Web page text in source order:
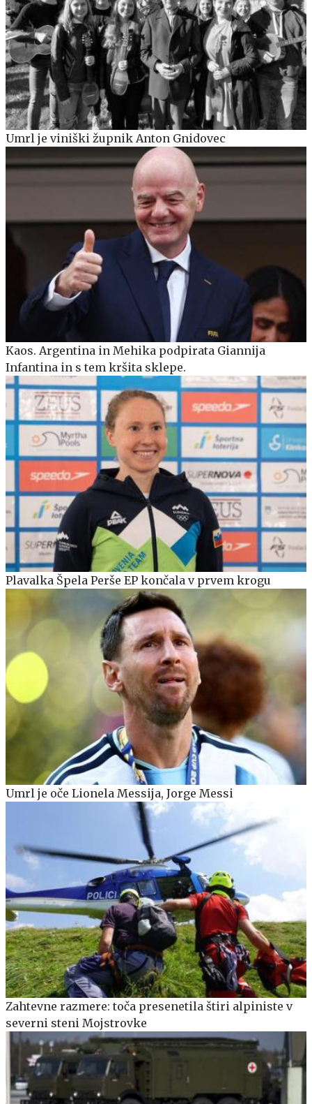
Umrl je viniški župnik Anton Gnidovec
Kaos. Argentina in Mehika podpirata Giannija
Infantina in s tem kršita sklepe.
Plavalka Špela Perše EP končala v prvem krogu
Umrl je oče Lionela Messija, Jorge Messi
Zahtevne razmere: toča presenetila štiri alpiniste v
severni steni Mojstrovke